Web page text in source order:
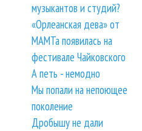
музыкантов и студий?
«Орлеанская дева» от
МАМТа появилась на
фестивале Чайковского
А петь - немодно
Мы попали на непоющее
поколение
Дробышу не дали